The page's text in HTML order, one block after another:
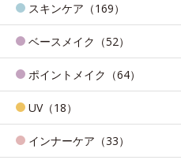
スキンケア（169）
ベースメイク（52）
ポイントメイク（64）
UV（18）
インナーケア（33）